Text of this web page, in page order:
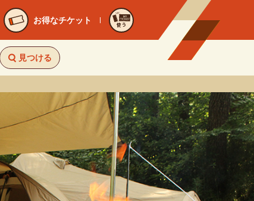
お得なチケット
使う
見つける